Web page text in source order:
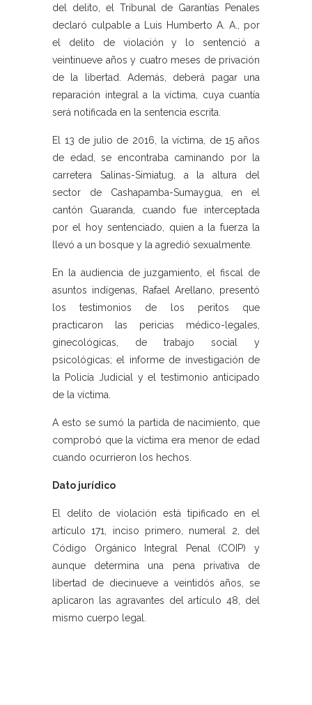
del delito, el Tribunal de Garantías Penales
declaró culpable a Luis Humberto A. A., por
el delito de violación y lo sentenció a
veintinueve años y cuatro meses de privación
de la libertad. Además, deberá pagar una
reparación integral a la víctima, cuya cuantía
será notificada en la sentencia escrita.
El 13 de julio de 2016, la víctima, de 15 años
de edad, se encontraba caminando por la
carretera Salinas-Simiatug, a la altura del
sector de Cashapamba-Sumaygua, en el
cantón Guaranda, cuando fue interceptada
por el hoy sentenciado, quien a la fuerza la
llevó a un bosque y la agredió sexualmente.
En la audiencia de juzgamiento, el fiscal de
asuntos indígenas, Rafael Arellano, presentó
los testimonios de los peritos que
practicaron las pericias médico-legales,
ginecológicas, de trabajo social y
psicológicas; el informe de investigación de
la Policía Judicial y el testimonio anticipado
de la víctima.
A esto se sumó la partida de nacimiento, que
comprobó que la víctima era menor de edad
cuando ocurrieron los hechos.
Dato jurídico
El delito de violación está tipificado en el
artículo 171, inciso primero, numeral 2, del
Código Orgánico Integral Penal (COIP) y
aunque determina una pena privativa de
libertad de diecinueve a veintidós años, se
aplicaron las agravantes del artículo 48, del
mismo cuerpo legal.